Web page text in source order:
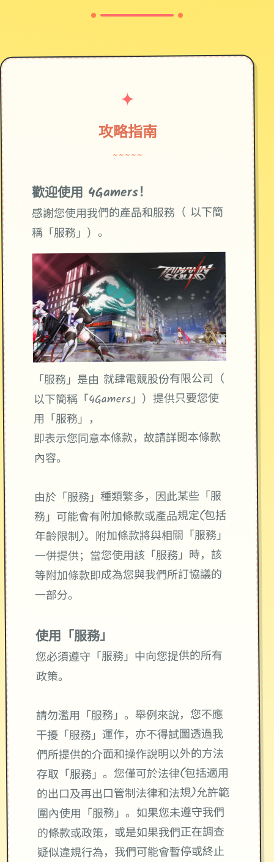
✦
攻略指南
~~~~~
歡迎使用 4Gamers！
感謝您使用我們的產品和服務（ 以下簡
稱「服務」）。
「服務」是由 就肆電競股份有限公司（
以下簡稱「4Gamers」）提供只要您使
用「服務」，
即表示您同意本條款，故請詳閱本條款
內容。
由於「服務」種類繁多，因此某些「服
務」可能會有附加條款或產品規定(包括
年齡限制)。附加條款將與相關「服務」
一併提供；當您使用該「服務」時，該
等附加條款即成為您與我們所訂協議的
一部分。
使用「服務」
您必須遵守「服務」中向您提供的所有
政策。
請勿濫用「服務」。舉例來說，您不應
干擾「服務」運作，亦不得試圖透過我
們所提供的介面和操作說明以外的方法
存取「服務」。您僅可於法律(包括適用
的出口及再出口管制法律和法規)允許範
圍內使用「服務」。如果您未遵守我們
的條款或政策，或是如果我們正在調查
疑似違規行為，我們可能會暫停或終止